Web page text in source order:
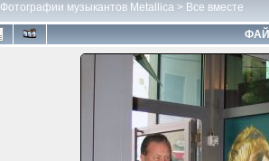
Фотографии музыкантов Metallica > Все вместе